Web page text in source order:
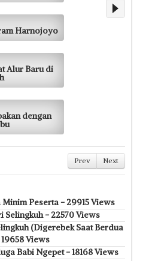
Harnojoyo
Alur Baru di
dengan
Prev Next
Peserta - 29915 Views
Selingkuh - 22570 Views
(Digerebek Saat Berdua
Views
Babi Ngepet - 18168 Views